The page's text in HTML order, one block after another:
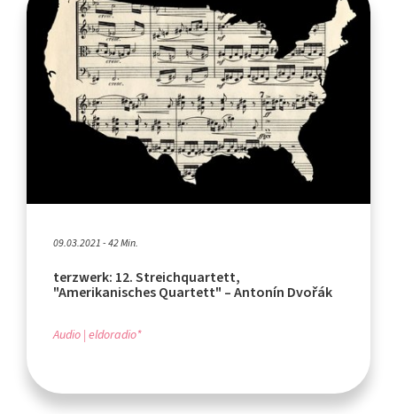
09.03.2021 - 42 Min.
terzwerk: 12. Streichquartett,
"Amerikanisches Quartett" – Antonín Dvořák
Audio eldoradio*